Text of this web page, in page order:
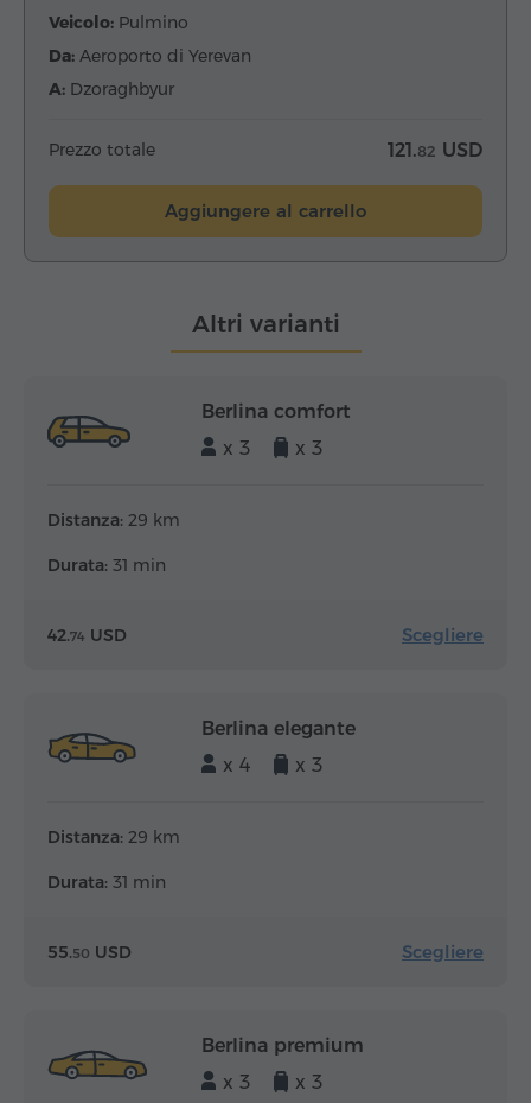
Veicolo: Pulmino
Da: Aeroporto di Yerevan
A: Dzoraghbyur
Prezzo totale 121.82 USD
Aggiungere al carrello
Altri varianti
Berlina comfort
x 3
x 3
Distanza: 29 km
Durata: 31 min
42.74 USD Scegliere
Berlina elegante
x 4
x 3
Distanza: 29 km
Durata: 31 min
55.50 USD Scegliere
Berlina premium
x 3
x 3